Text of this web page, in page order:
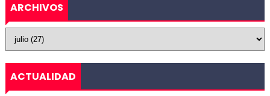
ARCHIVOS
ACTUALIDAD